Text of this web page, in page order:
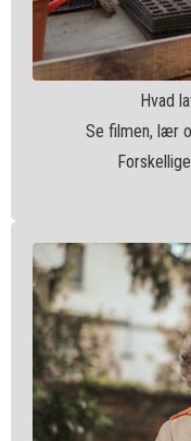
Hvad
Se filmen, lær